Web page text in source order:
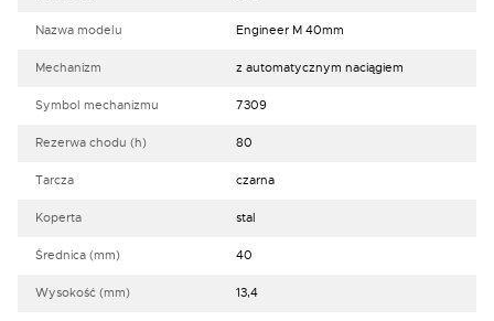
Nazwa modelu Engineer M 40mm
Mechanizm z automatycznym naciągiem
Symbol mechanizmu 7309
Rezerwa chodu (h) 80
Tarcza czarna
Koperta stal
Średnica (mm) 40
Wysokość (mm) 13,4